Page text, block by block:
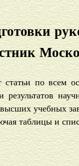
статьи по всем
результатов
учебных
таблицы и